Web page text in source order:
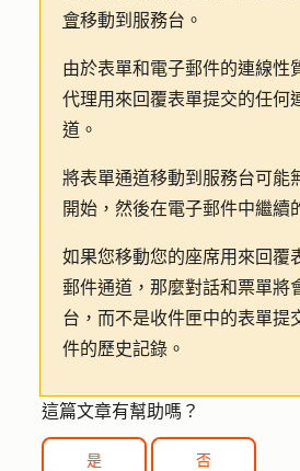
會移動到服務台。
由於表單和電子郵件的連線性
代理用來回覆表單提交的任何
道。
將表單通道移動到服務台可能
開始，然後在電子郵件中繼續
如果您移動您的座席用來回覆
郵件通道，那麼對話和票單將
台，而不是收件匣中的表單提
件的歷史記錄。
這篇文章有幫助嗎？
是 否